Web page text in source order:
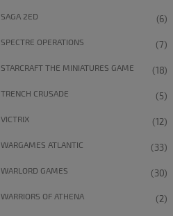
SAGA 2ED (6)
SPECTRE OPERATIONS (7)
STARCRAFT THE MINIATURES GAME (18)
TRENCH CRUSADE (5)
VICTRIX (12)
WARGAMES ATLANTIC (33)
WARLORD GAMES (30)
WARRIORS OF ATHENA (2)